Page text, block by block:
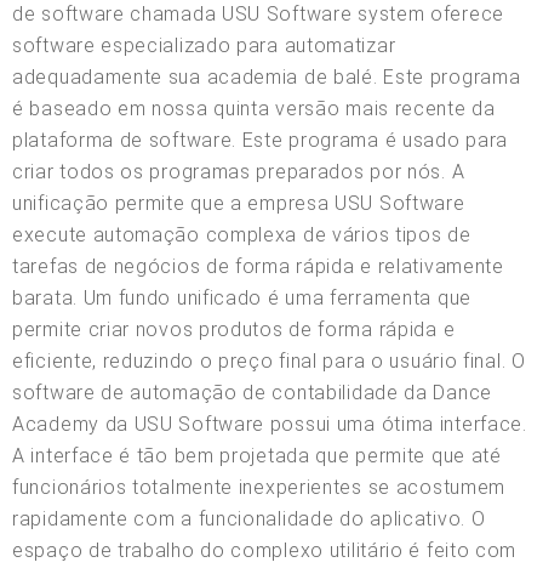
de software chamada USU Software system oferece
software especializado para automatizar
adequadamente sua academia de balé. Este programa
é baseado em nossa quinta versão mais recente da
plataforma de software. Este programa é usado para
criar todos os programas preparados por nós. A
unificação permite que a empresa USU Software
execute automação complexa de vários tipos de
tarefas de negócios de forma rápida e relativamente
barata. Um fundo unificado é uma ferramenta que
permite criar novos produtos de forma rápida e
eficiente, reduzindo o preço final para o usuário final. O
software de automação de contabilidade da Dance
Academy da USU Software possui uma ótima interface.
A interface é tão bem projetada que permite que até
funcionários totalmente inexperientes se acostumem
rapidamente com a funcionalidade do aplicativo. O
espaço de trabalho do complexo utilitário é feito com